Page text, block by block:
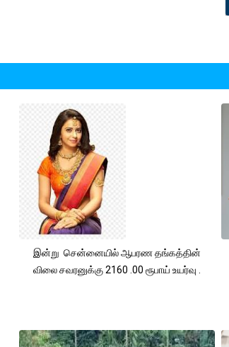
இன்று சென்னையில் ஆபரண தங்கத்தின்
விலை சவரனுக்கு 2160 .00 ரூபாய் உயர்வு .